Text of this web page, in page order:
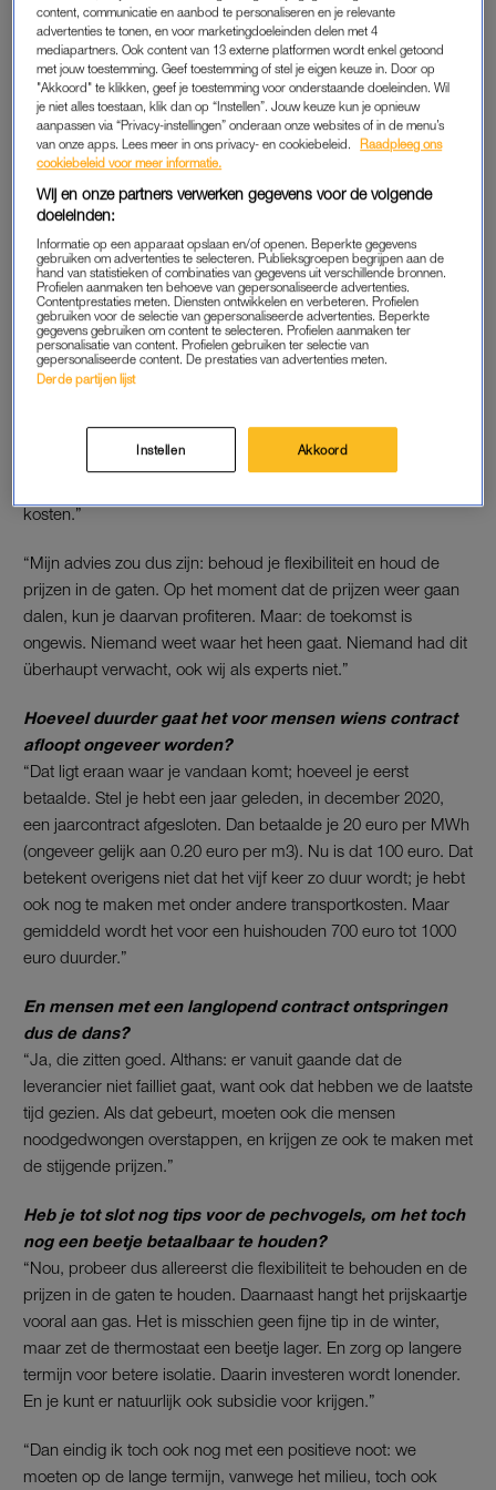
De enige mensen die er de komende tijd warmpjes bij (blijven)
zitten, zijn de mensen die in een gunstige tijd een langlopend
energiecontract hebben afgesloten. Voor die andere (grote)
groep rijst de vraag: wat nu? En: wat gaat dit grapje kosten?
Hoogleraar Mulder legt uit en geeft tips.
Waarom de energieprijzen
ineens uit hun voegen knallen
LEES OOK
Stel, je energiecontract loopt binnenkort af. Wat dan?
“Dan heb je de keuze tussen een tarief vastzetten of een
welk tarief je de komende tijd betaalt, maar heb je geen
flexibiliteit meer. Met andere woorden: als de prijzen
kosten.”
“Mijn advies zou dus zijn: behoud je flexibiliteit en houd de
prijzen in de gaten. Op het moment dat de prijzen weer gaan
dalen, kun je daarvan profiteren. Maar: de toekomst is
ongewis. Niemand weet waar het heen gaat. Niemand had dit
überhaupt verwacht, ook wij als experts niet.”
Hoeveel duurder gaat het voor mensen wiens contract
afloopt ongeveer worden?
“Dat ligt eraan waar je vandaan komt; hoeveel je eerst
betaalde. Stel je hebt een jaar geleden, in december 2020,
een jaarcontract afgesloten. Dan betaalde je 20 euro per MWh
(ongeveer gelijk aan 0.20 euro per m3). Nu is dat 100 euro. Dat
betekent overigens niet dat het vijf keer zo duur wordt; je hebt
ook nog te maken met onder andere transportkosten. Maar
gemiddeld wordt het voor een huishouden 700 euro tot 1000
euro duurder.”
En mensen met een langlopend contract ontspringen
dus de dans?
“Ja, die zitten goed. Althans: er vanuit gaande dat de
leverancier niet failliet gaat, want ook dat hebben we de laatste
tijd gezien. Als dat gebeurt, moeten ook die mensen
noodgedwongen overstappen, en krijgen ze ook te maken met
de stijgende prijzen.”
Heb je tot slot nog tips voor de pechvogels, om het toch
nog een beetje betaalbaar te houden?
“Nou, probeer dus allereerst die flexibiliteit te behouden en de
prijzen in de gaten te houden. Daarnaast hangt het prijskaartje
vooral aan gas. Het is misschien geen fijne tip in de winter,
maar zet de thermostaat een beetje lager. En zorg op langere
termijn voor betere isolatie. Daarin investeren wordt lonender.
En je kunt er natuurlijk ook subsidie voor krijgen.”
“Dan eindig ik toch ook nog met een positieve noot: we
moeten op de lange termijn, vanwege het milieu, toch ook
content, communicatie en aanbod te personaliseren en je relevante
advertenties te tonen, en voor marketingdoeleinden delen met 4
mediapartners. Ook content van 13 externe platformen wordt enkel getoond
met jouw toestemming. Geef toestemming of stel je eigen keuze in. Door op
"Akkoord" te klikken, geef je toestemming voor onderstaande doeleinden. Wil
je niet alles toestaan, klik dan op “Instellen”. Jouw keuze kun je opnieuw
aanpassen via “Privacy-instellingen” onderaan onze websites of in de menu’s
van onze apps. Lees meer in ons privacy- en cookiebeleid.
Raadpleeg ons
cookiebeleid voor meer informatie.
Wij en onze partners verwerken gegevens voor de volgende
doeleinden:
Informatie op een apparaat opslaan en/of openen. Beperkte gegevens
gebruiken om advertenties te selecteren. Publieksgroepen begrijpen aan de
hand van statistieken of combinaties van gegevens uit verschillende bronnen.
Profielen aanmaken ten behoeve van gepersonaliseerde advertenties.
Contentprestaties meten. Diensten ontwikkelen en verbeteren. Profielen
gebruiken voor de selectie van gepersonaliseerde advertenties. Beperkte
gegevens gebruiken om content te selecteren. Profielen aanmaken ter
personalisatie van content. Profielen gebruiken ter selectie van
gepersonaliseerde content. De prestaties van advertenties meten.
Derde partijen lijst
Instellen Akkoord